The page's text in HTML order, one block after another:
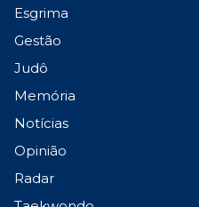
Esgrima
Gestão
Judô
Memória
Notícias
Opinião
Radar